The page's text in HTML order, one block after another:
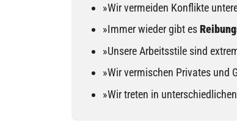
»Wir vermeiden Konflikte
»Immer wieder gibt es
»Unsere Arbeitsstile sind
»Wir vermischen Privates und
»Wir treten in